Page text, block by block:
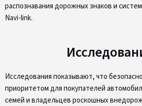
распознавания дорожных знаков и
Navi-link.
Исследования показывают, что
приоритетом для покупателей
семей и владельцев роскошных